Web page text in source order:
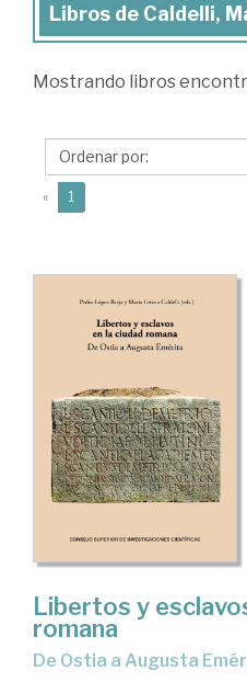
Libros
Caldelli,
Letizia
Libros de Caldelli,
Mostrando libros
« 1
Libertos y
romana
De Ostia a Augusta